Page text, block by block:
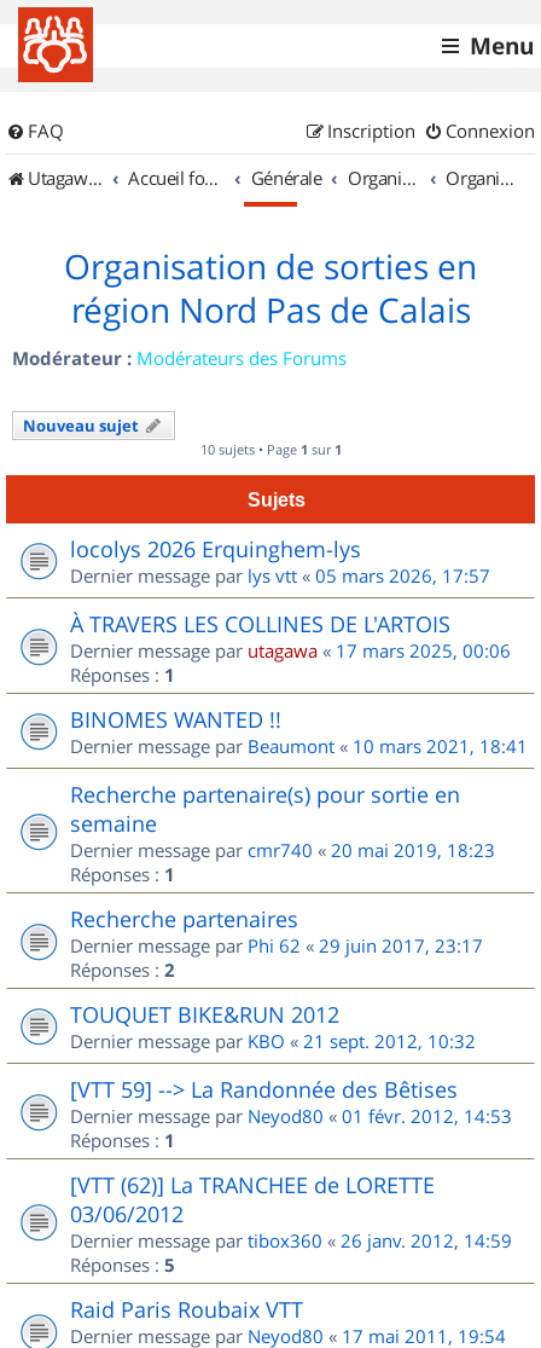
Menu
FAQ Connexion
Inscription
UtagawaVTT (Randos VTT et VTTAE avec traces GPS)
Accueil forum Générale Organisation de sorties & Recherche de partenaires Organisation de sorties en région Nord Pas de Calais
Organisation de sorties en
région Nord Pas de Calais
Modérateur : Modérateurs des Forums
Nouveau sujet
10 sujets • Page 1 sur 1
Sujets
locolys 2026 Erquinghem-lys
Dernier message par lys vtt « 05 mars 2026, 17:57
À TRAVERS LES COLLINES DE L'ARTOIS
Dernier message par utagawa « 17 mars 2025, 00:06
Réponses : 1
BINOMES WANTED !!
Dernier message par Beaumont « 10 mars 2021, 18:41
Recherche partenaire(s) pour sortie en
semaine
Dernier message par cmr740 « 20 mai 2019, 18:23
Réponses : 1
Recherche partenaires
Dernier message par Phi 62 « 29 juin 2017, 23:17
Réponses : 2
TOUQUET BIKE&RUN 2012
Dernier message par KBO « 21 sept. 2012, 10:32
[VTT 59] --> La Randonnée des Bêtises
Dernier message par Neyod80 « 01 févr. 2012, 14:53
Réponses : 1
[VTT (62)] La TRANCHEE de LORETTE
03/06/2012
Dernier message par tibox360 « 26 janv. 2012, 14:59
Réponses : 5
Raid Paris Roubaix VTT
Dernier message par Neyod80 « 17 mai 2011, 19:54